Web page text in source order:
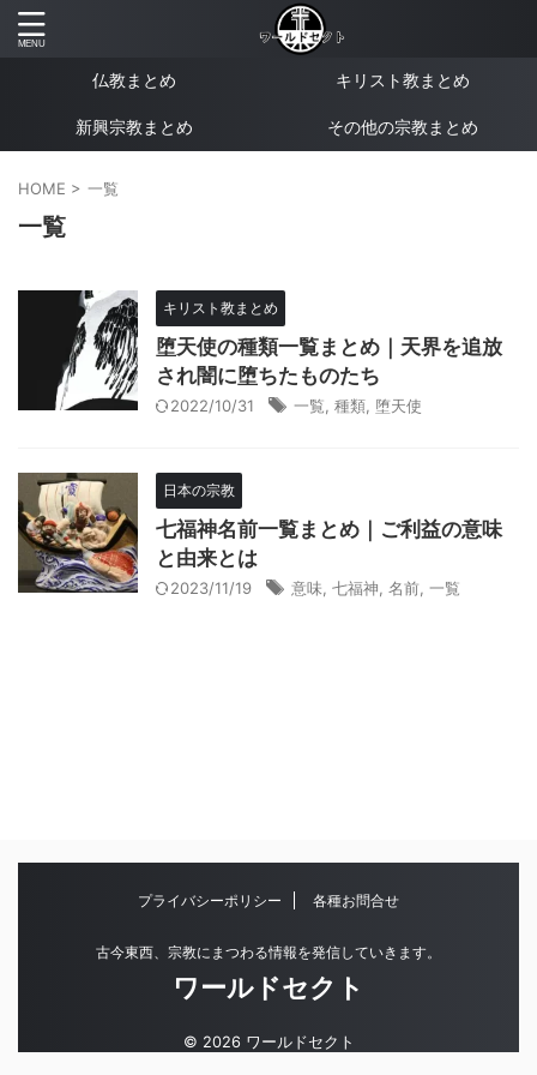
仏教まとめ キリスト教まとめ
新興宗教まとめ その他の宗教まとめ
HOME > 一覧
一覧
キリスト教まとめ
堕天使の種類一覧まとめ｜天界を追放
され闇に堕ちたものたち
2022/10/31 一覧 種類 堕天使
日本の宗教
七福神名前一覧まとめ｜ご利益の意味
と由来とは
2023/11/19 意味 七福神 名前 一覧
プライバシーポリシー 各種お問合せ
古今東西、宗教にまつわる情報を発信していきます。
ワールドセクト
© 2026 ワールドセクト